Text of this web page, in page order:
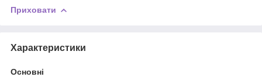
Приховати
Характеристики
Основні